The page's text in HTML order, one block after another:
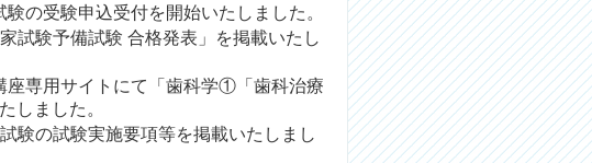
の受験申込受付を開始いたしました。
試験予備試験 合格発表 」を掲載いたし
専用サイトにて「 歯科学①「歯科治療
しました。
験の試験実施要項等を掲載いたしまし